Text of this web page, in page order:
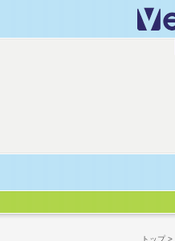
トップ>